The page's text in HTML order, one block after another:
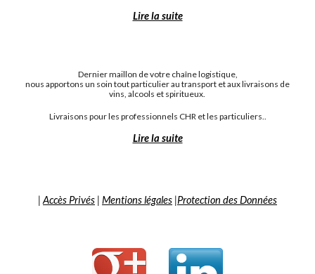
Lire la suite
Dernier maillon de votre chaîne logistique,
nous apportons un soin tout particulier au transport et aux livraisons de
vins, alcools et spiritueux.
Livraisons pour les professionnels CHR et les particuliers..
Lire la suite
| Accès Privés | Mentions légales |Protection des Données